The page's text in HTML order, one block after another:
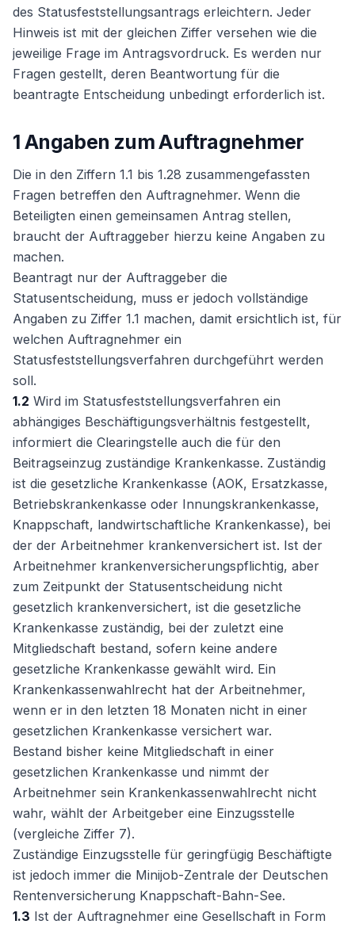
des Statusfeststellungsantrags erleichtern. Jeder
Hinweis ist mit der gleichen Ziffer versehen wie die
jeweilige Frage im Antragsvordruck. Es werden nur
Fragen gestellt, deren Beantwortung für die
beantragte Entscheidung unbedingt erforderlich ist.
1 Angaben zum Auftragnehmer
Die in den Ziffern 1.1 bis 1.28 zusammengefassten
Fragen betreffen den Auftragnehmer. Wenn die
Beteiligten einen gemeinsamen Antrag stellen,
braucht der Auftraggeber hierzu keine Angaben zu
machen.
Beantragt nur der Auftraggeber die
Statusentscheidung, muss er jedoch vollständige
Angaben zu Ziffer 1.1 machen, damit ersichtlich ist, für
welchen Auftragnehmer ein
Statusfeststellungsverfahren durchgeführt werden
soll.
1.2 Wird im Statusfeststellungsverfahren ein
abhängiges Beschäftigungsverhältnis festgestellt,
informiert die Clearingstelle auch die für den
Beitragseinzug zuständige Krankenkasse. Zuständig
ist die gesetzliche Krankenkasse (AOK, Ersatzkasse,
Betriebskrankenkasse oder Innungskrankenkasse,
Knappschaft, landwirtschaftliche Krankenkasse), bei
der der Arbeitnehmer krankenversichert ist. Ist der
Arbeitnehmer krankenversicherungspflichtig, aber
zum Zeitpunkt der Statusentscheidung nicht
gesetzlich krankenversichert, ist die gesetzliche
Krankenkasse zuständig, bei der zuletzt eine
Mitgliedschaft bestand, sofern keine andere
gesetzliche Krankenkasse gewählt wird. Ein
Krankenkassenwahlrecht hat der Arbeitnehmer,
wenn er in den letzten 18 Monaten nicht in einer
gesetzlichen Krankenkasse versichert war.
Bestand bisher keine Mitgliedschaft in einer
gesetzlichen Krankenkasse und nimmt der
Arbeitnehmer sein Krankenkassenwahlrecht nicht
wahr, wählt der Arbeitgeber eine Einzugsstelle
(vergleiche Ziffer 7).
Zuständige Einzugsstelle für geringfügig Beschäftigte
ist jedoch immer die Minijob-Zentrale der Deutschen
Rentenversicherung Knappschaft-Bahn-See.
1.3 Ist der Auftragnehmer eine Gesellschaft in Form